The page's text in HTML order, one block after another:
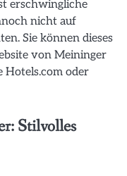
erschwingliche
nicht auf
Sie können dieses
von Meininger
Hotels.com oder
Stilvolles